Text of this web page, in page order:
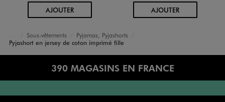
AJOUTERAU PANIER AJOUTERAU PANIER
Accueil
Fille
Sous-vêtements
Pyjamas, Pyjashorts
Pyjashort en jersey de coton imprimé fille
390 MAGASINS EN FRANCE